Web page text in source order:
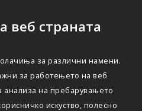
веб страната
за различни намени.
за работењето на веб
анализа на пребарувањето
искуство, полесно